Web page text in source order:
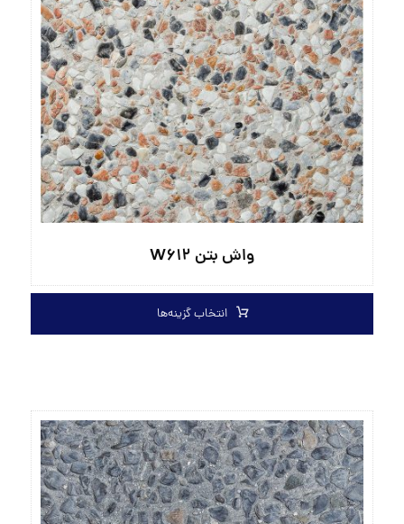
واش بتن W۶۱۲
انتخاب گزینه‌ها